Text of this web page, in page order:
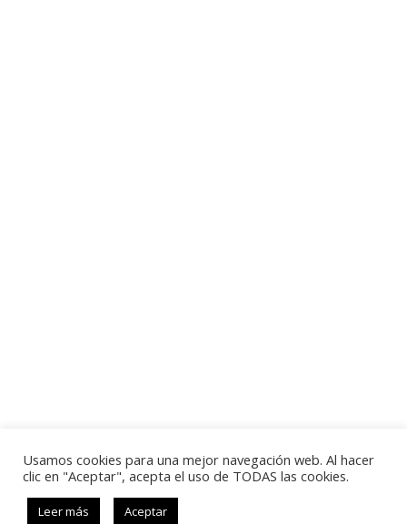
Estar conectada a los Registros
Usamos cookies para una mejor navegación web. Al hacer
clic en "Aceptar", acepta el uso de TODAS las cookies.
Leer más Aceptar